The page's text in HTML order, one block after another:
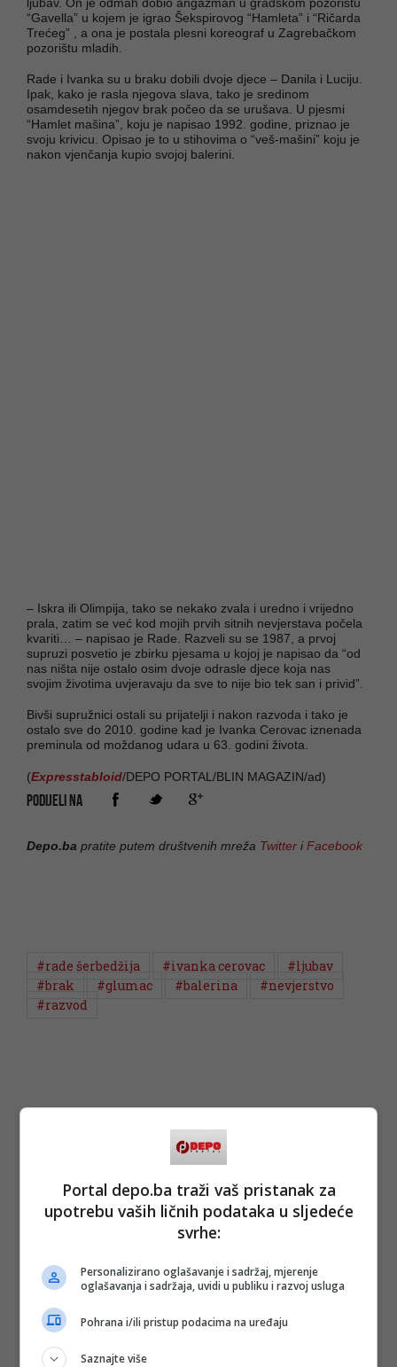
“Gavella” u kojem je igrao Šekspirovog “Hamleta” i “Ričarda
Trećeg” , a ona je postala plesni koreograf u Zagrebačkom
pozorištu mladih.
Rade i Ivanka su u braku dobili dvoje djece – Danila i Luciju.
Ipak, kako je rasla njegova slava, tako je sredinom
osamdesetih njegov brak počeo da se urušava. U pjesmi
“Hamlet mašina”, koju je napisao 1992. godine, priznao je
svoju krivicu. Opisao je to u stihovima o “veš-mašini” koju je
nakon vjenčanja kupio svojoj balerini.
– Iskra ili Olimpija, tako se nekako zvala i uredno i vrijedno
prala, zatim se već kod mojih prvih sitnih nevjerstava počela
kvariti… – napisao je Rade. Razveli su se 1987, a prvoj
supruzi posvetio je zbirku pjesama u kojoj je napisao da “od
nas ništa nije ostalo osim dvoje odrasle djece koja nas
svojim životima uvjeravaju da sve to nije bio tek san i privid”.
Bivši supružnici ostali su prijatelji i nakon razvoda i tako je
ostalo sve do 2010. godine kad je Ivanka Cerovac iznenada
preminula od moždanog udara u 63. godini života.
(Expresstabloid/DEPO PORTAL/BLIN MAGAZIN/ad)
PODIJELI NA
Depo.ba pratite putem društvenih mreža Twitter iFacebook
#rade šerbedžija #ivanka cerovac
#ljubav
#brak
#glumac #balerina
#nevjerstvo
#razvod
Portal depo.ba traži vaš pristanak za
upotrebu vaših ličnih podataka u sljedeće
svrhe:
Personalizirano oglašavanje i sadržaj, mjerenje
oglašavanja i sadržaja, uvidi u publiku i razvoj usluga
Pohrana i/ili pristup podacima na uređaju
Saznajte više